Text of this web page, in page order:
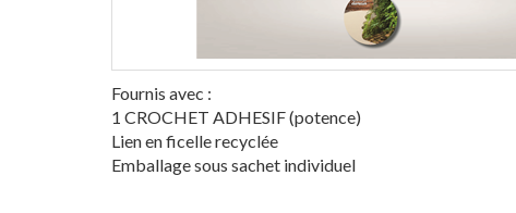
Fournis avec :
1 CROCHET ADHESIF (potence)
Lien en ficelle recyclée
Emballage sous sachet individuel